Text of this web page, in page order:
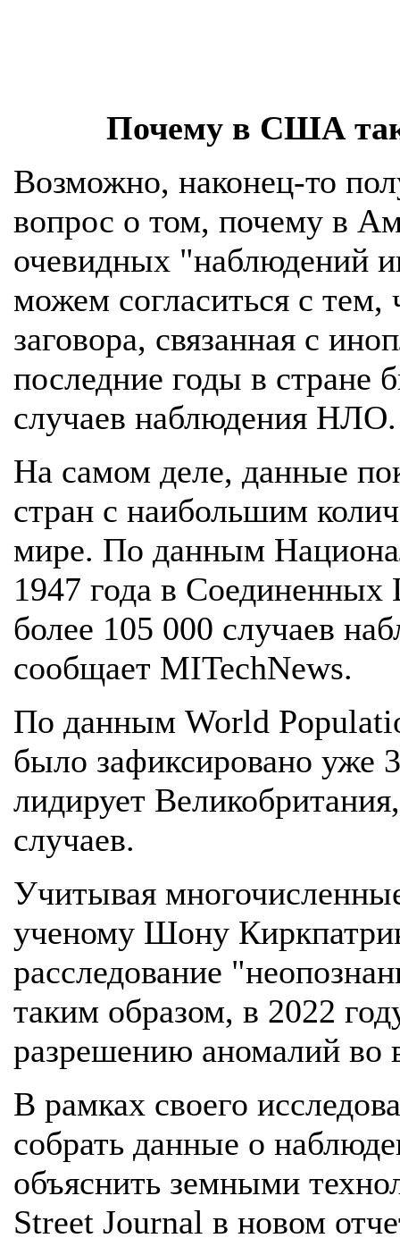
Почему в США
Возможно, наконец-то
вопрос о том, почему в
очевидных "наблюдений
можем согласиться с тем,
заговора, связанная с
последние годы в стране
случаев наблюдения НЛО.
На самом деле, данные
стран с наибольшим
мире. По данным
1947 года в Соединенных
более 105 000 случаев
сообщает MITechNews.
По данным World
было зафиксировано уже
лидирует
случаев.
Учитывая
ученому Шону
расследование
таким образом, в 2022
разрешению аномалий во
В рамках своего
собрать данные о
объяснить земными
Street Journal в новом